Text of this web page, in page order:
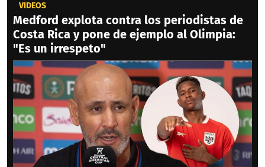
VIDEOS
Medford explota contra los periodistas de
Costa Rica y pone de ejemplo al Olimpia:
"Es un irrespeto"